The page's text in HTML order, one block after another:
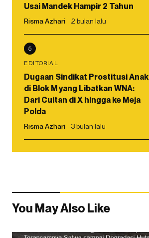
Usai Mandek Hampir 2 Tahun
Risma Azhari 2 bulan lalu
5
EDITORIAL
Dugaan Sindikat Prostitusi Anak
di Blok M yang Libatkan WNA:
Dari Cuitan di X hingga ke Meja
Polda
Risma Azhari 3 bulan lalu
You May Also Like